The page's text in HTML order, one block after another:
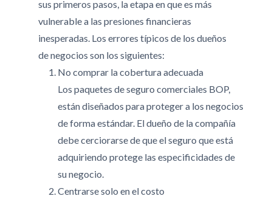
sus primeros pasos, la etapa en que es más
vulnerable a las presiones financieras
inesperadas. Los errores típicos de los dueños
de negocios son los siguientes:
No comprar la cobertura adecuada
Los paquetes de seguro comerciales BOP,
están diseñados para proteger a los negocios
de forma estándar. El dueño de la compañía
debe cerciorarse de que el seguro que está
adquiriendo protege las especificidades de
su negocio.
Centrarse solo en el costo